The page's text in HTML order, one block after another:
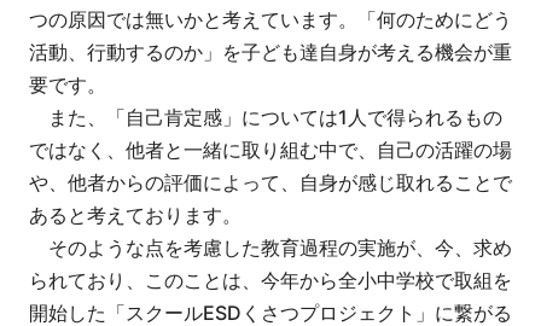
つの原因では無いかと考えています。「何のためにどう
活動、行動するのか」を子ども達自身が考える機会が重
要です。
また、「自己肯定感」については1人で得られるもの
ではなく、他者と一緒に取り組む中で、自己の活躍の場
や、他者からの評価によって、自身が感じ取れることで
あると考えております。
そのような点を考慮した教育過程の実施が、今、求め
られており、このことは、今年から全小中学校で取組を
開始した「スクールESDくさつプロジェクト」に繋がる